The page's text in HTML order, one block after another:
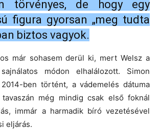
törvényes, de hogy egy
figura gyorsan „meg tudta
biztos vagyok.
már sohasem derül ki, mert Welsz a
módon elhalálozott. Simon
ben történt, a vádemelés dátuma
még mindig csak első foknál
immár a harmadik bíró vezetésével
eljárás.